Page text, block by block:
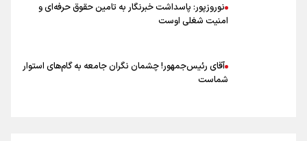
نوروزپور: پاسداشت خبرنگار به تامین حقوق حرفه‌ای و
امنیت شغلی اوست
آقای رئیس‌جمهور! چشمان نگران جامعه به گام‌های استوار
شماست